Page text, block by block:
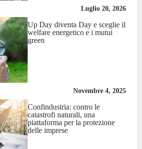
Luglio 20, 2026
Up Day diventa Day e sceglie il
welfare energetico e i mutui
green
Novembre 4, 2025
Confindustria: contro le
catastrofi naturali, una
piattaforma per la protezione
delle imprese